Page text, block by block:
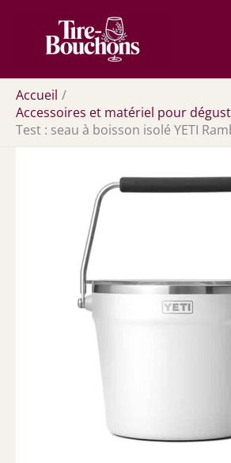
contenu
Accueil
Accessoires et matériel pour
Test : seau à boisson isolé YETI